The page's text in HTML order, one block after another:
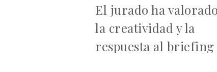
El jurado ha valorado
la creatividad y la
respuesta al briefing